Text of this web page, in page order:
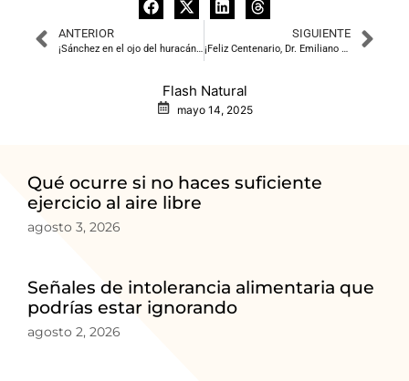
ANTERIOR
¡Sánchez en el ojo del huracán! Filtración de mensajes y defensa del rescate de Air Europa
SIGUIENTE
¡Feliz Centenario, Dr. Emiliano Aguirre! Un Debate Interdisciplinar en Su Honor
Flash Natural
mayo 14, 2025
Qué ocurre si no haces suficiente
ejercicio al aire libre
agosto 3, 2026
Señales de intolerancia alimentaria que
podrías estar ignorando
agosto 2, 2026